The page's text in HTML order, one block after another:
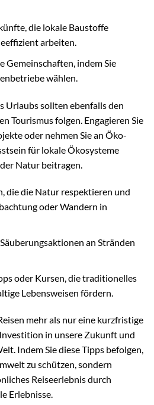
die lokale Baustoffe
arbeiten.
Gemeinschaften, indem Sie
wählen.
Urlaubs sollten ebenfalls den
Tourismus folgen. Engagieren Sie
oder nehmen Sie an Öko-
für lokale Ökosysteme
Natur beitragen.
die die Natur respektieren und
oder Wandern in
an Stränden
oder Kursen, die traditionelles
Lebensweisen fördern.
mehr als nur eine kurzfristige
in unsere Zukunft und
Indem Sie diese Tipps befolgen,
zu schützen, sondern
Reiseerlebnis durch
Erlebnisse.